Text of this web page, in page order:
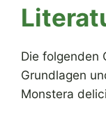
Die folgenden
Grundlagen
Monstera